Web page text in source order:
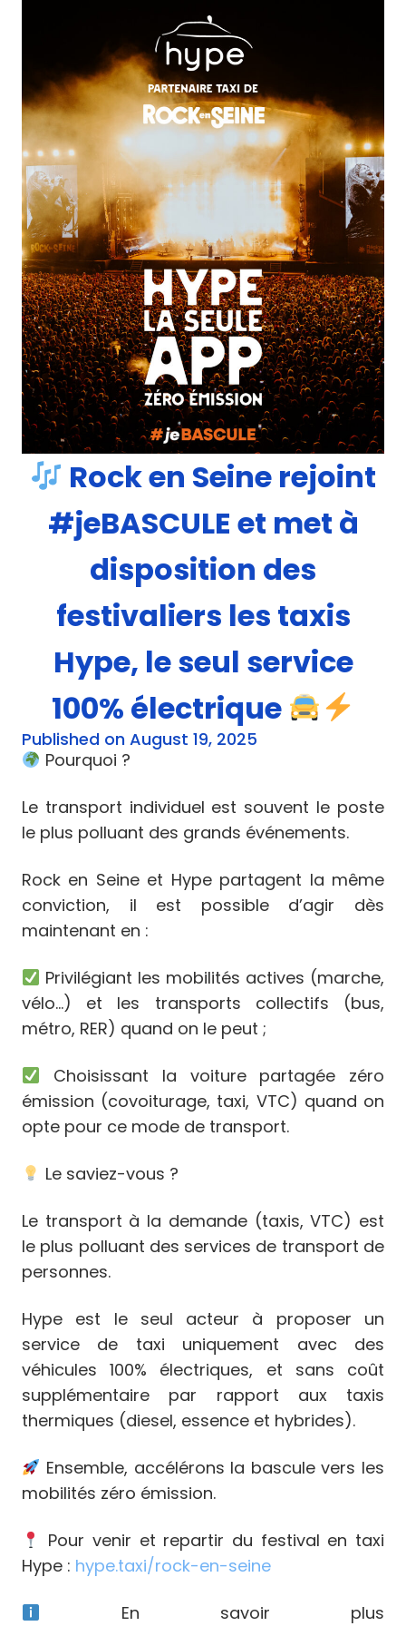
Rock en Seine rejoint
#jeBASCULE et met à
disposition des
festivaliers les taxis
Hype, le seul service
100% électrique
Published on August 19, 2025
Pourquoi ?
Le transport individuel est souvent le poste
le plus polluant des grands événements.
Rock en Seine et Hype partagent la même
conviction, il est possible d’agir dès
maintenant en :
Privilégiant les mobilités actives (marche,
vélo…) et les transports collectifs (bus,
métro, RER) quand on le peut ;
Choisissant la voiture partagée zéro
émission (covoiturage, taxi, VTC) quand on
opte pour ce mode de transport.
Le saviez-vous ?
Le transport à la demande (taxis, VTC) est
le plus polluant des services de transport de
personnes.
Hype est le seul acteur à proposer un
service de taxi uniquement avec des
véhicules 100% électriques, et sans coût
supplémentaire par rapport aux taxis
thermiques (diesel, essence et hybrides).
Ensemble, accélérons la bascule vers les
mobilités zéro émission.
Pour venir et repartir du festival en taxi
Hype : hype.taxi/rock-en-seine
En savoir plus